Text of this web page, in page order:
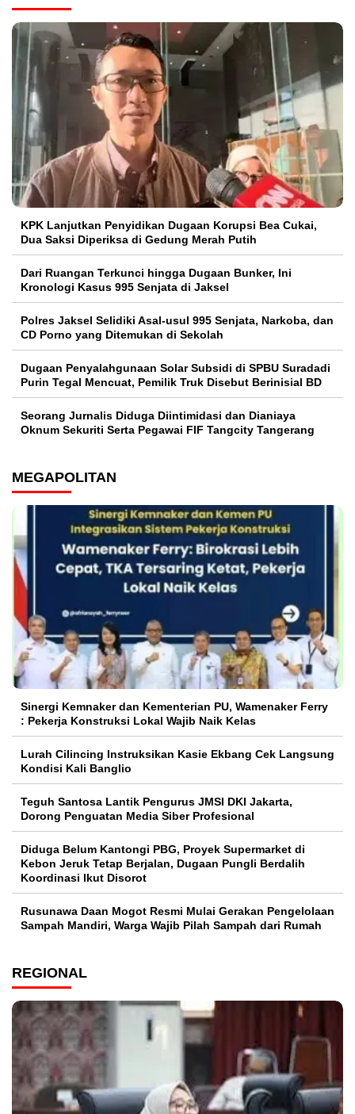
KPK Lanjutkan Penyidikan Dugaan Korupsi Bea Cukai,
Dua Saksi Diperiksa di Gedung Merah Putih
Dari Ruangan Terkunci hingga Dugaan Bunker, Ini
Kronologi Kasus 995 Senjata di Jaksel
Polres Jaksel Selidiki Asal-usul 995 Senjata, Narkoba, dan
CD Porno yang Ditemukan di Sekolah
‎Dugaan Penyalahgunaan Solar Subsidi di SPBU Suradadi
Purin Tegal Mencuat, Pemilik Truk Disebut Berinisial BD
Seorang Jurnalis Diduga Diintimidasi dan Dianiaya
Oknum Sekuriti Serta Pegawai FIF Tangcity Tangerang
MEGAPOLITAN
Sinergi Kemnaker dan Kementerian PU, Wamenaker Ferry
: Pekerja Konstruksi Lokal Wajib Naik Kelas
Lurah Cilincing Instruksikan Kasie Ekbang Cek Langsung
Kondisi Kali Banglio
Teguh Santosa Lantik Pengurus JMSI DKI Jakarta,
Dorong Penguatan Media Siber Profesional
Diduga Belum Kantongi PBG, Proyek Supermarket di
Kebon Jeruk Tetap Berjalan, Dugaan Pungli Berdalih
Koordinasi Ikut Disorot
Rusunawa Daan Mogot Resmi Mulai Gerakan Pengelolaan
Sampah Mandiri, Warga Wajib Pilah Sampah dari Rumah
REGIONAL